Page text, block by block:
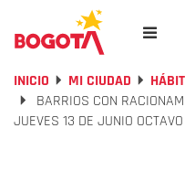
INICIO MI CIUDAD
BARRIOS CON
JUEVES 13 DE JUNIO